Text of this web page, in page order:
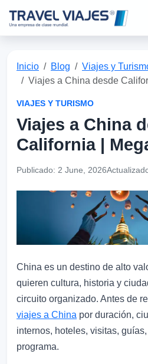
Inicio Blog
Viajes y
Viajes a China desde
VIAJES Y TURISMO
Viajes a China
California |
Publicado: 2 June, 2026
China es un destino de alto
quieren cultura, historia y
circuito organizado. Antes de
viajes a China por duración,
internos, hoteles, visitas,
programa.